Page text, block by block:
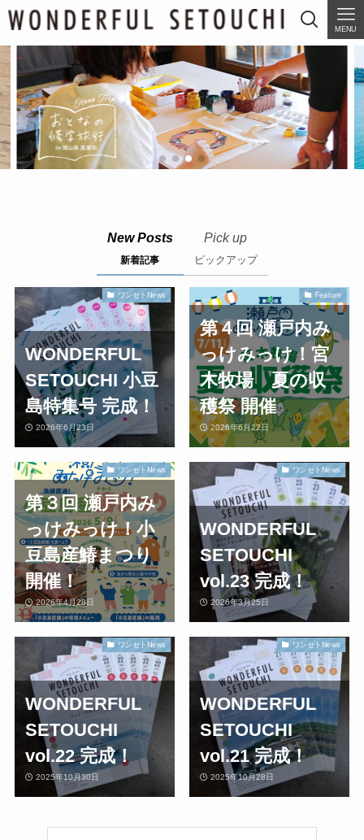
MENU
New Posts
新着記事
Pick up
ピックアップ
ワンセトNews
WONDERFUL
SETOUCHI 小豆
島特集号 完成！
2026年6月23日
Feature
第４回 瀬戸内み
っけみっけ！宮
木牧場 夏の収
穫祭 開催
2026年6月22日
ワンセトNews
第３回 瀬戸内み
っけみっけ！小
豆島産鰆まつり
開催！
2026年4月28日
ワンセトNews
WONDERFUL
SETOUCHI
vol.23 完成！
2026年3月25日
ワンセトNews
WONDERFUL
SETOUCHI
vol.22 完成！
2025年10月30日
ワンセトNews
WONDERFUL
SETOUCHI
vol.21 完成！
2025年10月28日